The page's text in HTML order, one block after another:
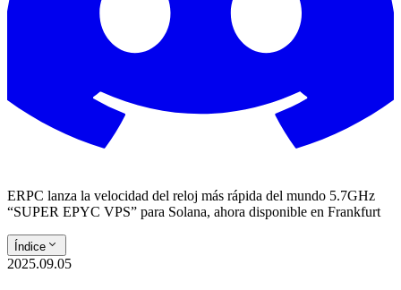
ERPC lanza la velocidad del reloj más rápida del mundo 5.7GHz
“SUPER EPYC VPS” para Solana, ahora disponible en Frankfurt
Índice
2025.09.05